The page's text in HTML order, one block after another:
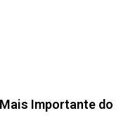
Importante do